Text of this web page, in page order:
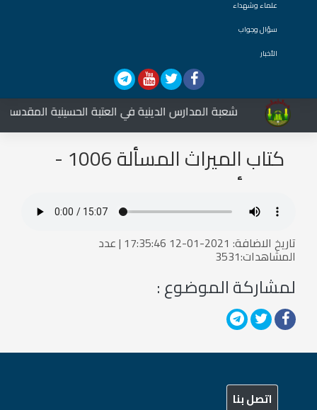
علماء وشهداء
سؤال وجواب
الأخبار
شعبة المدارس الدينية في العتبة الحسينية المقدسة
كتاب الميراث المسألة 1006 -
المسألة 1008
تاريخ الاضافة: 2021-01-12 17:35:46 | عدد
المشاهدات:3531
لمشاركة الموضوع :
اتصل بنا